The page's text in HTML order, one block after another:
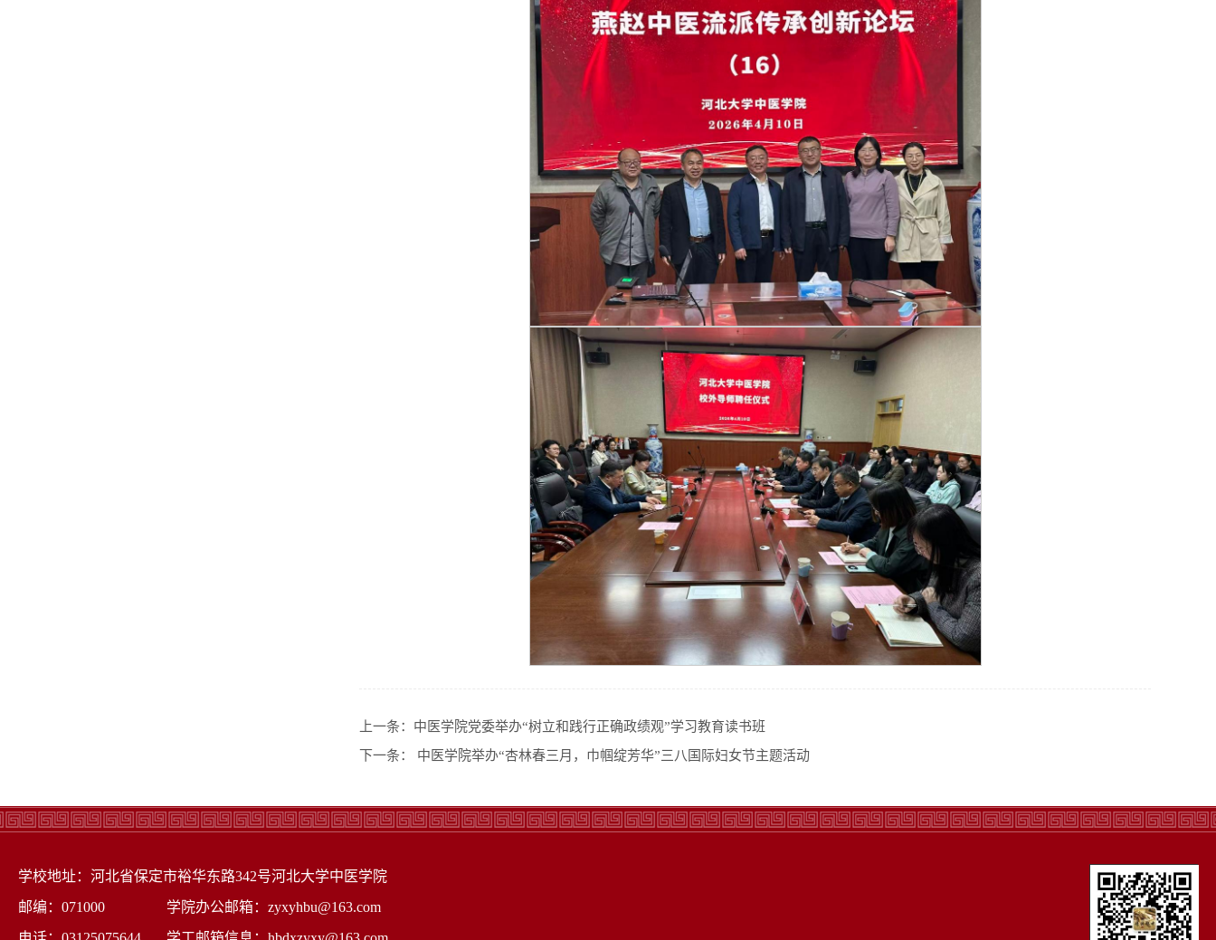
上一条： 中医学院党委举办“树立和践行正确政绩观”学习教育读书班
下一条：
中医学院举办“杏林春三月，巾帼绽芳华”三八国际妇女节主题活动
学校地址：河北省保定市裕华东路342号河北大学中医学院
邮编：071000 学院办公邮箱：zyxyhbu@163.com